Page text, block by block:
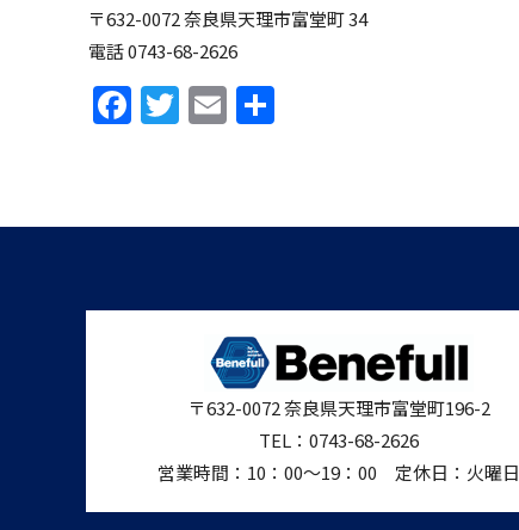
〒632-0072 奈良県天理市富堂町 34
電話 0743-68-2626
Facebook
Twitter
Email
〒632-0072 奈良県天理市富堂町196-2
TEL：0743-68-2626
営業時間：10：00〜19：00 定休日：火曜日